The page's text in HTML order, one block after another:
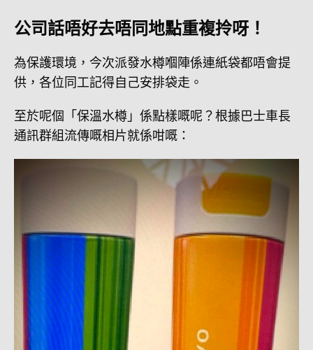
公司話唔好去唔同地點重複拎呀！
為保護環境，今次派發水樽嗰陣係連紙袋都唔會提
供，各位同工記得自己安排袋走。
至於呢個「保溫水樽」係點樣嘅呢？根據巴士車長
通訊群組流傳嘅相片就係咁嘅：